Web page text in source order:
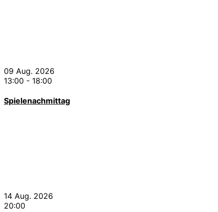
09 Aug. 2026
13:00 - 18:00
Spielenachmittag
14 Aug. 2026
20:00